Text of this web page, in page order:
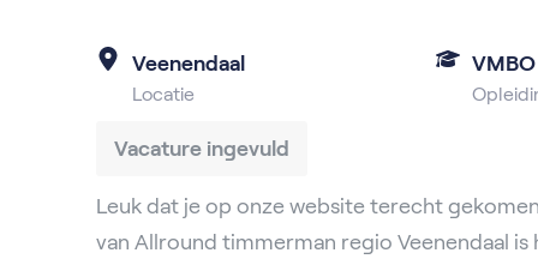
Veenendaal
Locatie
VMBO
Vacature ingevuld
Leuk dat je op onze website terecht
van Allround timmerman regio Veenendaal is